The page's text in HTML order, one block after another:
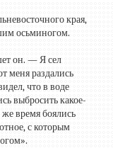
края,
осьминогом.
он. — Я сел
меня раздались
что в воде
выбросить какое-
время боялись
с которым